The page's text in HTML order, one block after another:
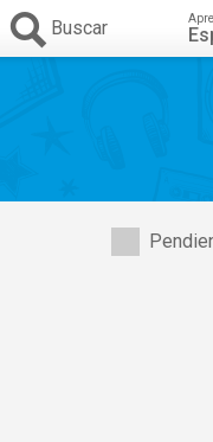
Buscar